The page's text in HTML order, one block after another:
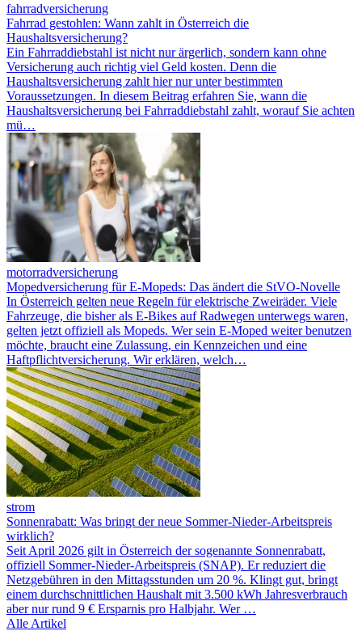
fahrradversicherung
Fahrrad gestohlen: Wann zahlt in Österreich die
Haushaltsversicherung?
Ein Fahrraddiebstahl ist nicht nur ärgerlich, sondern kann ohne
Versicherung auch richtig viel Geld kosten. Denn die
Haushaltsversicherung zahlt hier nur unter bestimmten
Voraussetzungen. In diesem Beitrag erfahren Sie, wann die
Haushaltsversicherung bei Fahrraddiebstahl zahlt, worauf Sie achten
mü…
motorradversicherung
Mopedversicherung für E-Mopeds: Das ändert die StVO-Novelle
In Österreich gelten neue Regeln für elektrische Zweiräder. Viele
Fahrzeuge, die bisher als E-Bikes auf Radwegen unterwegs waren,
gelten jetzt offiziell als Mopeds. Wer sein E-Moped weiter benutzen
möchte, braucht eine Zulassung, ein Kennzeichen und eine
Haftpflichtversicherung. Wir erklären, welch…
strom
Sonnenrabatt: Was bringt der neue Sommer-Nieder-Arbeitspreis
wirklich?
Seit April 2026 gilt in Österreich der sogenannte Sonnenrabatt,
offiziell Sommer-Nieder-Arbeitspreis (SNAP). Er reduziert die
Netzgebühren in den Mittagsstunden um 20 %. Klingt gut, bringt
einem durchschnittlichen Haushalt mit 3.500 kWh Jahresverbrauch
aber nur rund 9 € Ersparnis pro Halbjahr. Wer …
Alle Artikel